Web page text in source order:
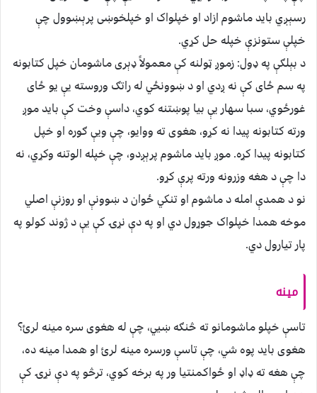
رسېږي بايد ماشوم ازاد او خپلواک او خپلخوښی پرېښوول چې
خپلې ستونزې خپله حل کړي.
د بېلګې په ډول: زموږ ټولنه کې معمولاً ډېری ماشومان خپل کتابونه
په سم ځای کې نه ږدي او د ښوونځي له راتګ وروسته یې یو ځای
غورځوي، سبا سهار یې بیا پوښتنه کوي، داسې وخت کې باید موږ
ورته کتابونه پيدا نه کړو، هغوی ته ووايو، چې ويې ګوره او خپل
کتابونه پيدا کړه. موږ بايد ماشوم پرېږدو، چې خپله الوتنه وکړي، نه
دا چې د هغه وزرونه ورته پرې کړو.
نو د همدې امله د ماشوم او تنکي ځوان د ښوونې او روزنې اصلي
موخه همدا خپلواک جوړول دي او په دې نړۍ کې یې د ژوند کولو په
پار تيارول دي.
مينه
تاسې خپلو ماشومانو ته څنګه ښيي، چې له هغوی سره مينه لرﺉ؟
هغوی بايد پوه شي، چې تاسې ورسره مينه لرﺉ او همدا مينه ده،
چې هغه ته ډاډ او ځواکمنتيا ور په برخه کوي، ترڅو په دې نړۍ کې